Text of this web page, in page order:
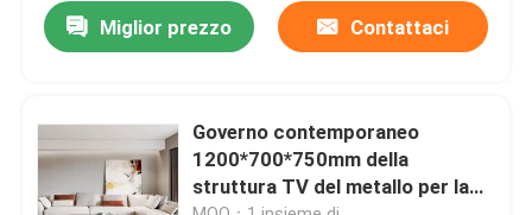
Mobilia dell'aula magna
Mobilia del salone
Mobilie della sala da pranzo
Miglior prezzo Contattaci
Governo contemporaneo
1200*700*750mm della
struttura TV del metallo per la